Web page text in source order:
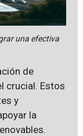
una efectiva
de
crucial. Estos
y
la